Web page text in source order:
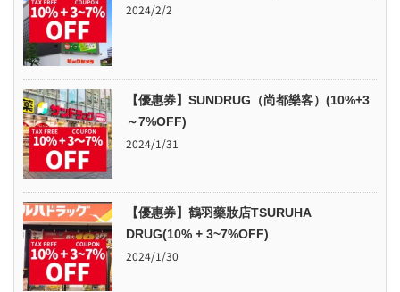
2024/2/2
【優惠券】SUNDRUG（尚都樂客）(10%+3
～7%OFF)
2024/1/31
【優惠券】鶴羽藥妝店TSURUHA
DRUG(10% + 3~7%OFF)
2024/1/30